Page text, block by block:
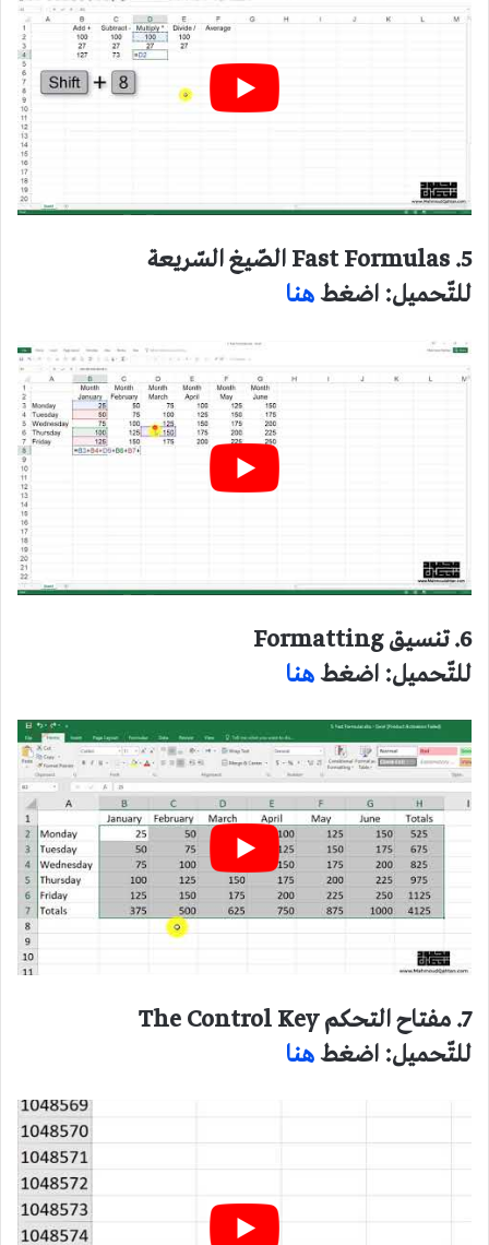
5. Fast Formulas الصّيغ السّريعة
للتّحميل: اضغطهنا
6. تنسيق Formatting
للتّحميل: اضغطهنا
7. مفتاح التحكم The Control Key
للتّحميل: اضغطهنا